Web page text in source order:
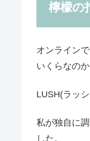
檸檬の
オンライン
いくらなの
LUSH(ラッ
私が独自に
した。